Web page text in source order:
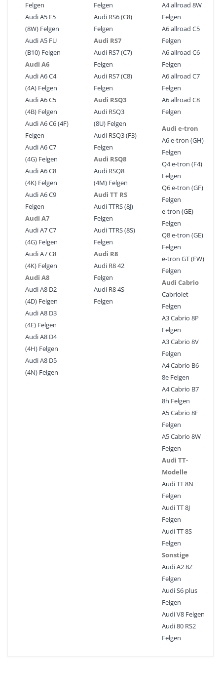
Felgen
Audi A5 F5
(8W) Felgen
Audi A5 FU
(B10) Felgen
Audi A6
Audi A6 C4
(4A) Felgen
Audi A6 C5
(4B) Felgen
Audi A6 C6 (4F)
Felgen
Audi A6 C7
(4G) Felgen
Audi A6 C8
(4K) Felgen
Audi A6 C9
Felgen
Audi A7
Audi A7 C7
(4G) Felgen
Audi A7 C8
(4K) Felgen
Audi A8
Audi A8 D2
(4D) Felgen
Audi A8 D3
(4E) Felgen
Audi A8 D4
(4H) Felgen
Audi A8 D5
(4N) Felgen
Felgen
Audi RS6 (C8)
Felgen
Audi RS7
Audi RS7 (C7)
Felgen
Audi RS7 (C8)
Felgen
Audi RSQ3
Audi RSQ3
(8U) Felgen
Audi RSQ3 (F3)
Felgen
Audi RSQ8
Audi RSQ8
(4M) Felgen
Audi TT RS
Audi TTRS (8J)
Felgen
Audi TTRS (8S)
Felgen
Audi R8
Audi R8 42
Felgen
Audi R8 4S
Felgen
A4 allroad 8W
Felgen
A6 allroad C5
Felgen
A6 allroad C6
Felgen
A6 allroad C7
Felgen
A6 allroad C8
Felgen
Audi e-tron
A6 e-tron (GH)
Felgen
Q4 e-tron (F4)
Felgen
Q6 e-tron (GF)
Felgen
e-tron (GE)
Felgen
Q8 e-tron (GE)
Felgen
e-tron GT (FW)
Felgen
Audi Cabrio
Cabriolet
Felgen
A3 Cabrio 8P
Felgen
A3 Cabrio 8V
Felgen
A4 Cabrio B6
8e Felgen
A4 Cabrio B7
8h Felgen
A5 Cabrio 8F
Felgen
A5 Cabrio 8W
Felgen
Audi TT-
Modelle
Audi TT 8N
Felgen
Audi TT 8J
Felgen
Audi TT 8S
Felgen
Sonstige
Audi A2 8Z
Felgen
Audi S6 plus
Felgen
Audi V8 Felgen
Audi 80 RS2
Felgen